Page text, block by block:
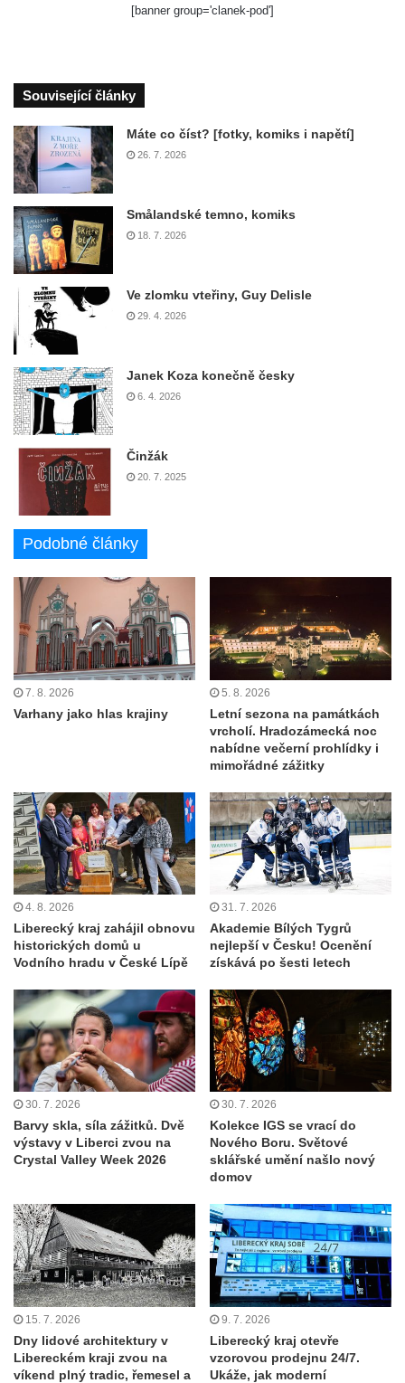
[banner group='clanek-pod']
Související články
Máte co číst? [fotky, komiks i napětí]
26. 7. 2026
Smålandské temno, komiks
18. 7. 2026
Ve zlomku vteřiny, Guy Delisle
29. 4. 2026
Janek Koza konečně česky
6. 4. 2026
Činžák
20. 7. 2025
Podobné články
7. 8. 2026
Varhany jako hlas krajiny
5. 8. 2026
Letní sezona na památkách
vrcholí. Hradozámecká noc
nabídne večerní prohlídky i
mimořádné zážitky
4. 8. 2026
Liberecký kraj zahájil obnovu
historických domů u
Vodního hradu v České Lípě
31. 7. 2026
Akademie Bílých Tygrů
nejlepší v Česku! Ocenění
získává po šesti letech
30. 7. 2026
Barvy skla, síla zážitků. Dvě
výstavy v Liberci zvou na
Crystal Valley Week 2026
30. 7. 2026
Kolekce IGS se vrací do
Nového Boru. Světové
sklářské umění našlo nový
domov
15. 7. 2026
Dny lidové architektury v
Libereckém kraji zvou na
víkend plný tradic, řemesel a
9. 7. 2026
Liberecký kraj otevře
vzorovou prodejnu 24/7.
Ukáže, jak moderní